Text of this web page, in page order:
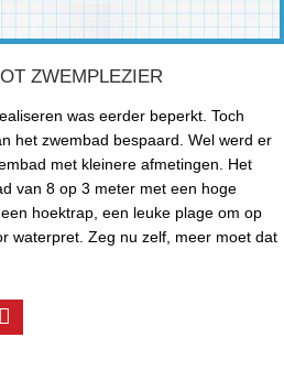
ZWEMPLEZIER
was eerder beperkt. Toch
het zwembad bespaard. Wel werd er
met kleinere afmetingen. Het
van 8 op 3 meter met een hoge
hoektrap, een leuke plage om op
waterpret. Zeg nu zelf, meer moet dat